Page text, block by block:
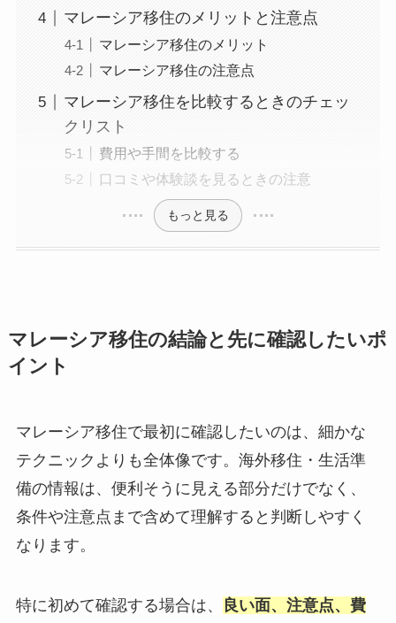
マレーシア移住のメリットと注意点
マレーシア移住のメリット
マレーシア移住の注意点
マレーシア移住を比較するときのチェッ
クリスト
費用や手間を比較する
口コミや体験談を見るときの注意
もっと見る
マレーシア移住の結論と先に確認したいポ
イント
マレーシア移住で最初に確認したいのは、細かな
テクニックよりも全体像です。海外移住・生活準
備の情報は、便利そうに見える部分だけでなく、
条件や注意点まで含めて理解すると判断しやすく
なります。
特に初めて確認する場合は、
良い面、注意点、費